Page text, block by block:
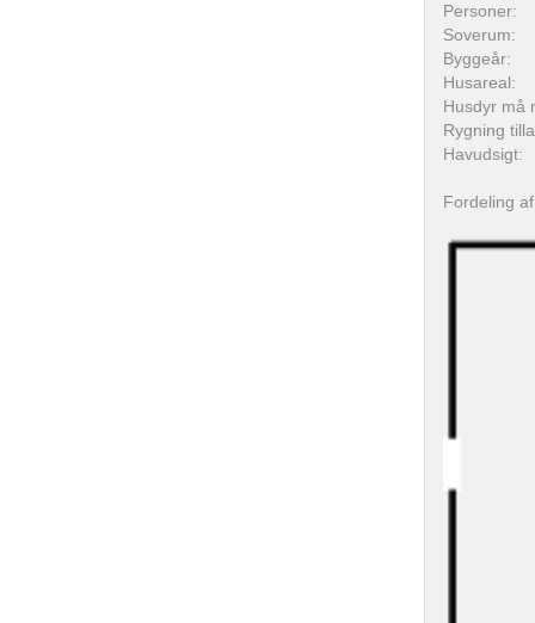
Personer:
Soverum:
Byggeår:
Husareal:
Husdyr må
Rygning
Havudsigt:
Fordeling